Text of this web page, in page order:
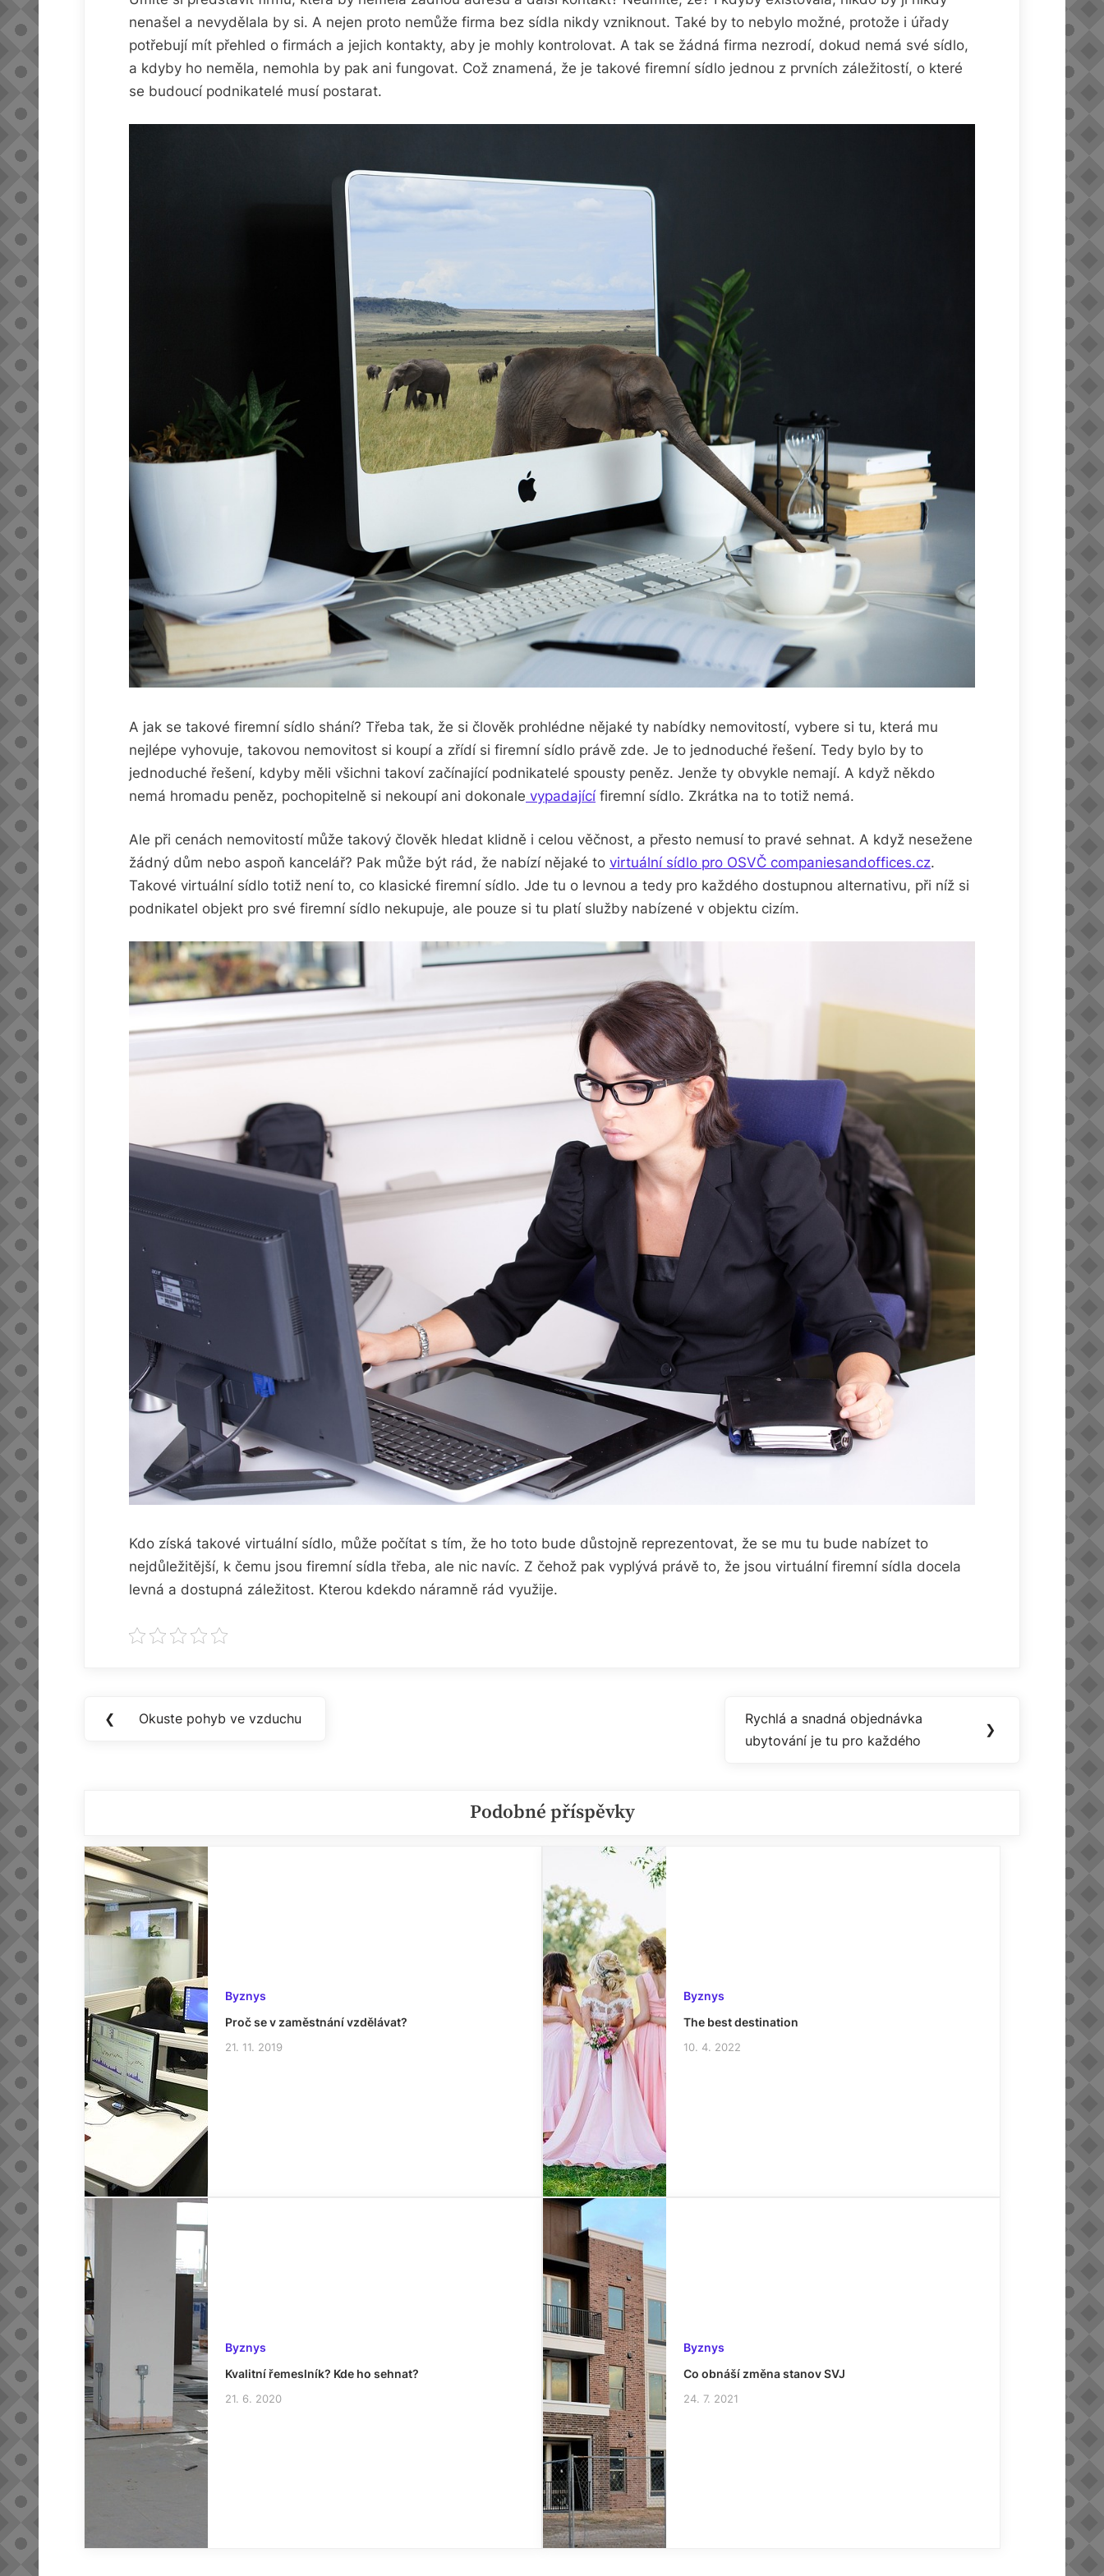
nenašel a nevydělala by si. A nejen proto nemůže firma bez sídla nikdy vzniknout. Také by to nebylo možné, protože i úřady
potřebují mít přehled o firmách a jejich kontakty, aby je mohly kontrolovat. A tak se žádná firma nezrodí, dokud nemá své sídlo,
a kdyby ho neměla, nemohla by pak ani fungovat. Což znamená, že je takové firemní sídlo jednou z prvních záležitostí, o které
se budoucí podnikatelé musí postarat.
A jak se takové firemní sídlo shání? Třeba tak, že si člověk prohlédne nějaké ty nabídky nemovitostí, vybere si tu, která mu
nejlépe vyhovuje, takovou nemovitost si koupí a zřídí si firemní sídlo právě zde. Je to jednoduché řešení. Tedy bylo by to
jednoduché řešení, kdyby měli všichni takoví začínající podnikatelé spousty peněz. Jenže ty obvykle nemají. A když někdo
nemá hromadu peněz, pochopitelně si nekoupí ani dokonale vypadajícífiremní sídlo. Zkrátka na to totiž nemá.
Ale při cenách nemovitostí může takový člověk hledat klidně i celou věčnost, a přesto nemusí to pravé sehnat. A když nesežene
žádný dům nebo aspoň kancelář? Pak může být rád, že nabízí nějaké to virtuální sídlo pro OSVČ companiesandoffices.cz.
Takové virtuální sídlo totiž není to, co klasické firemní sídlo. Jde tu o levnou a tedy pro každého dostupnou alternativu, při níž si
podnikatel objekt pro své firemní sídlo nekupuje, ale pouze si tu platí služby nabízené v objektu cizím.
Kdo získá takové virtuální sídlo, může počítat s tím, že ho toto bude důstojně reprezentovat, že se mu tu bude nabízet to
nejdůležitější, k čemu jsou firemní sídla třeba, ale nic navíc. Z čehož pak vyplývá právě to, že jsou virtuální firemní sídla docela
levná a dostupná záležitost. Kterou kdekdo náramně rád využije.
Navigace
❮
Previous
Okuste pohyb ve vzduchu
Next
Post:
Rychlá a snadná objednávka
ubytování je tu pro každého
❯
Podobné příspěvky
Byznys
Proč se v zaměstnání vzdělávat?
21. 11. 2019
Byznys
The best destination
10. 4. 2022
Byznys
Kvalitní řemeslník? Kde ho sehnat?
21. 6. 2020
Byznys
Co obnáší změna stanov SVJ
24. 7. 2021